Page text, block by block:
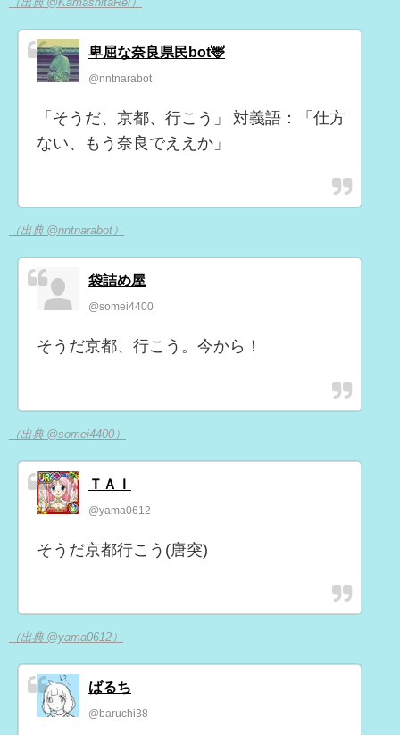
卑屈な奈良県民bot🦌
@nntnarabot
「そうだ、京都、行こう」 対義語：「仕方
ない、もう奈良でええか」
（出典 @nntnarabot）
袋詰め屋
@somei4400
そうだ京都、行こう。今から！
（出典 @somei4400）
ＴＡＩ
@yama0612
そうだ京都行こう(唐突)
（出典 @yama0612）
ばるち
@baruchi38